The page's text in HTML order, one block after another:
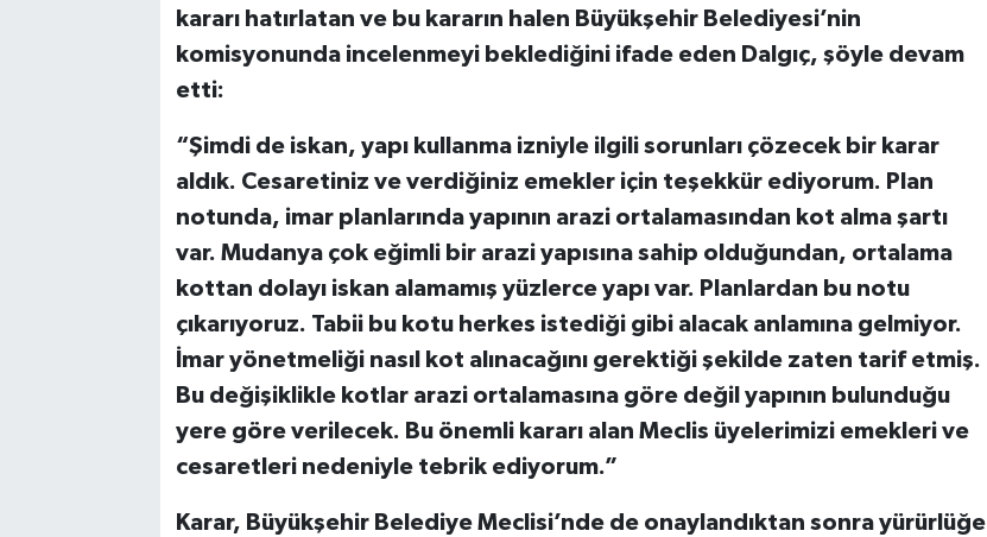
kararı hatırlatan ve bu kararın halen Büyükşehir Belediyesi’nin
komisyonunda incelenmeyi beklediğini ifade eden Dalgıç, şöyle devam
etti:
“Şimdi de iskan, yapı kullanma izniyle ilgili sorunları çözecek bir karar
aldık. Cesaretiniz ve verdiğiniz emekler için teşekkür ediyorum. Plan
notunda, imar planlarında yapının arazi ortalamasından kot alma şartı
var. Mudanya çok eğimli bir arazi yapısına sahip olduğundan, ortalama
kottan dolayı iskan alamamış yüzlerce yapı var. Planlardan bu notu
çıkarıyoruz. Tabii bu kotu herkes istediği gibi alacak anlamına gelmiyor.
İmar yönetmeliği nasıl kot alınacağını gerektiği şekilde zaten tarif etmiş.
Bu değişiklikle kotlar arazi ortalamasına göre değil yapının bulunduğu
yere göre verilecek. Bu önemli kararı alan Meclis üyelerimizi emekleri ve
cesaretleri nedeniyle tebrik ediyorum.”
Karar, Büyükşehir Belediye Meclisi’nde de onaylandıktan sonra yürürlüğe